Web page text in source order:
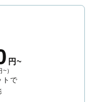
円~
）
トで